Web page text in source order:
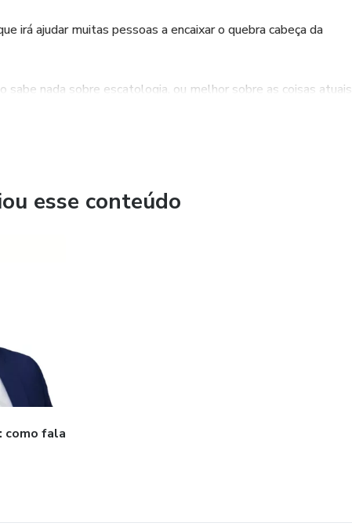
irá ajudar muitas pessoas a encaixar o quebra cabeça da
sabe nada sobre escatologia, ou melhor sobre as coisas atuais
da Bíblia, sejam melhores entendidas e esclarecidas, e
esse conteúdo
como fala